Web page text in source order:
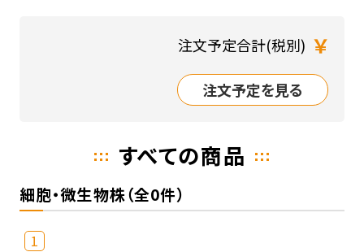
注文予定合計(税別) ￥
注文予定を見る
すべての商品
細胞・微生物株（全0件）
1